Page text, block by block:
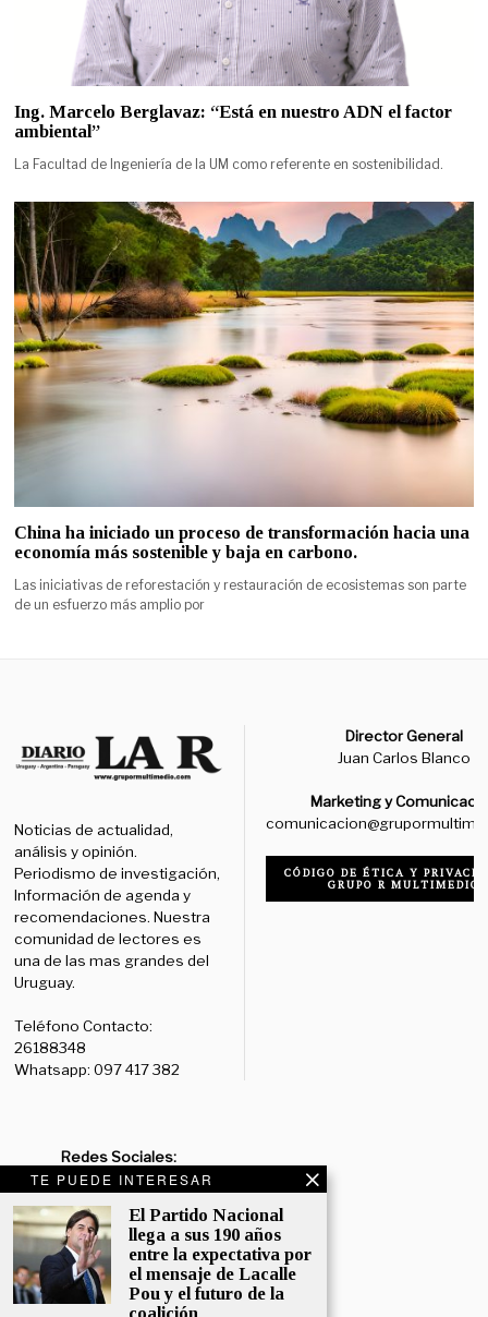
TE PUEDE INTERESAR
El Partido Nacional
llega a sus 190 años
entre la expectativa por
el mensaje de Lacalle
Pou y el futuro de la
Ing. Marcelo Berglavaz: “Está en nuestro ADN el factor
ambiental”
La Facultad de Ingeniería de la UM como referente en sostenibilidad.
China ha iniciado un proceso de transformación hacia una
economía más sostenible y baja en carbono.
Las iniciativas de reforestación y restauración de ecosistemas son parte
de un esfuerzo más amplio por
Noticias de actualidad,
análisis y opinión.
Periodismo de investigación,
Información de agenda y
recomendaciones. Nuestra
comunidad de lectores es
una de las mas grandes del
Uruguay.
Teléfono Contacto:
26188348
Whatsapp: 097 417 382
Director General
Juan Carlos Blanco
Marketing y
CÓDIGO DE ÉTICA Y
GRUPO R MULTIMEDIO
Redes Sociales:
Diario:Facebook: /diariolaruy
@diariolar_uy
Departamento Comercial:
comercial@grupormultimedio.com